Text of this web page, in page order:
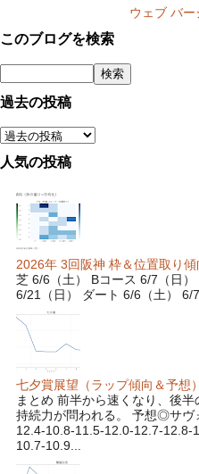
ウェブ バ
このブログを検索
過去の投稿
人気の投稿
2026年 3回阪神 枠＆位置取り傾
芝 6/6（土） Bコース 6/7（日
6/21（日） ダート 6/6（土） 6/
七夕賞展望（ラップ傾向＆予想
まとめ 前半から速くなり、後
持続力が問われる。 予想◎サ
12.4-10.8-11.5-12.0-12.7-
10.7-10.9...